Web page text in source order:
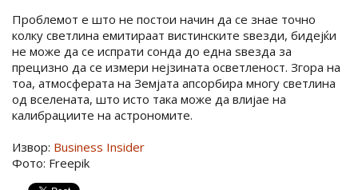
Проблемот е што не постои начин да се знае точно
колку светлина емитираат вистинските ѕвезди, бидејќи
не може да се испрати сонда до една ѕвезда за
прецизно да се измери нејзината осветленост. Згора на
тоа, атмосферата на Земјата апсорбира многу светлина
од вселената, што исто така може да влијае на
калибрациите на астрономите.
Извор: Business Insider
Фото: Freepik